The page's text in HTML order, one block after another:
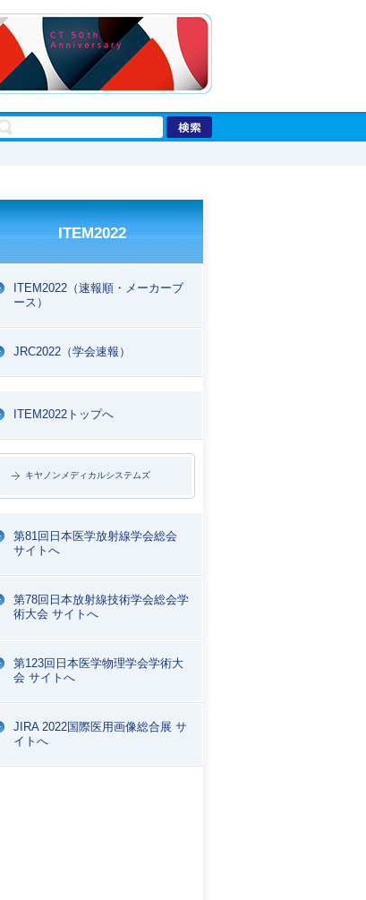
ITEM2022
ITEM2022（速報順・メーカーブ
ース）
JRC2022（学会速報）
ITEM2022トップへ
キヤノンメディカルシステムズ
第81回日本医学放射線学会総会
サイトへ
第78回日本放射線技術学会総会学
術大会 サイトへ
第123回日本医学物理学会学術大
会 サイトへ
JIRA 2022国際医用画像総合展 サ
イトへ